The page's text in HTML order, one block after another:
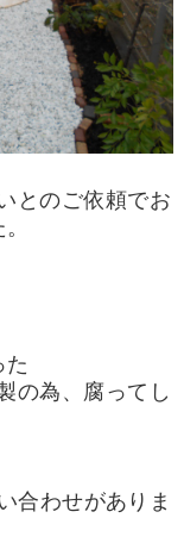
とのご依頼でお
た
の為、腐ってし
合わせがありま